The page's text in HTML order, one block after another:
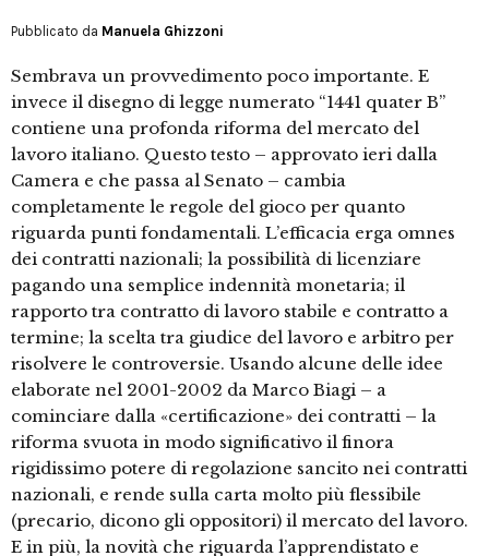
Pubblicato da Manuela Ghizzoni
Sembrava un provvedimento poco importante. E
invece il disegno di legge numerato “1441 quater B”
contiene una profonda riforma del mercato del
lavoro italiano. Questo testo – approvato ieri dalla
Camera e che passa al Senato – cambia
completamente le regole del gioco per quanto
riguarda punti fondamentali. L’efficacia erga omnes
dei contratti nazionali; la possibilità di licenziare
pagando una semplice indennità monetaria; il
rapporto tra contratto di lavoro stabile e contratto a
termine; la scelta tra giudice del lavoro e arbitro per
risolvere le controversie. Usando alcune delle idee
elaborate nel 2001-2002 da Marco Biagi – a
cominciare dalla «certificazione» dei contratti – la
riforma svuota in modo significativo il finora
rigidissimo potere di regolazione sancito nei contratti
nazionali, e rende sulla carta molto più flessibile
(precario, dicono gli oppositori) il mercato del lavoro.
E in più, la novità che riguarda l’apprendistato e